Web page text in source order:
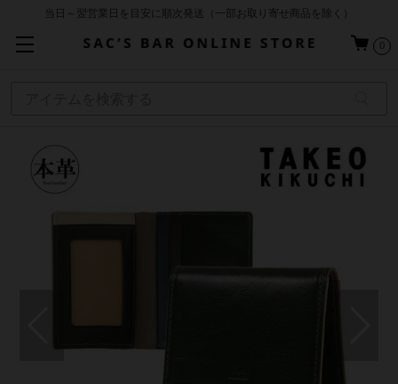
当日～翌営業日を目安に順次発送（一部お取り寄せ商品を除く）
基本配送料 ¥550(沖縄・離島を除く)
0